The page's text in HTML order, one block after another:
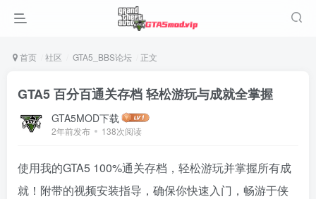
首页 社区 GTA5_BBS论坛 正文
GTA5 百分百通关存档 轻松游玩与成就全掌握
GTA5MOD下载
2年前发布 138次阅读
使用我的GTA5 100%通关存档，轻松游玩并掌握所有成
就！附带的视频安装指导，确保你快速入门，畅游于侠